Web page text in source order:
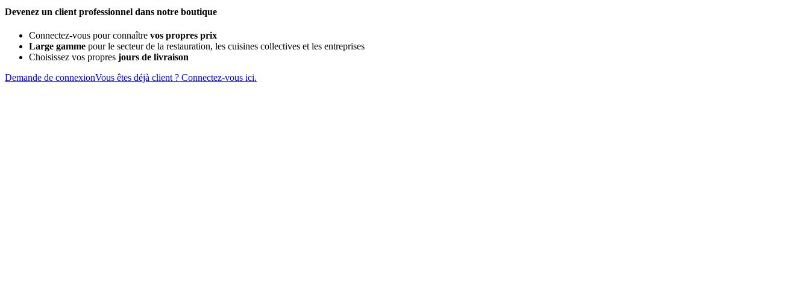
Devenez un client professionnel dans notre boutique
Connectez-vous pour connaître vos propres prix
Large gamme pour le secteur de la restauration, les cuisines collectives et les entreprises
Choisissez vos propres jours de livraison
Demande de connexionVous êtes déjà client ? Connectez-vous ici.